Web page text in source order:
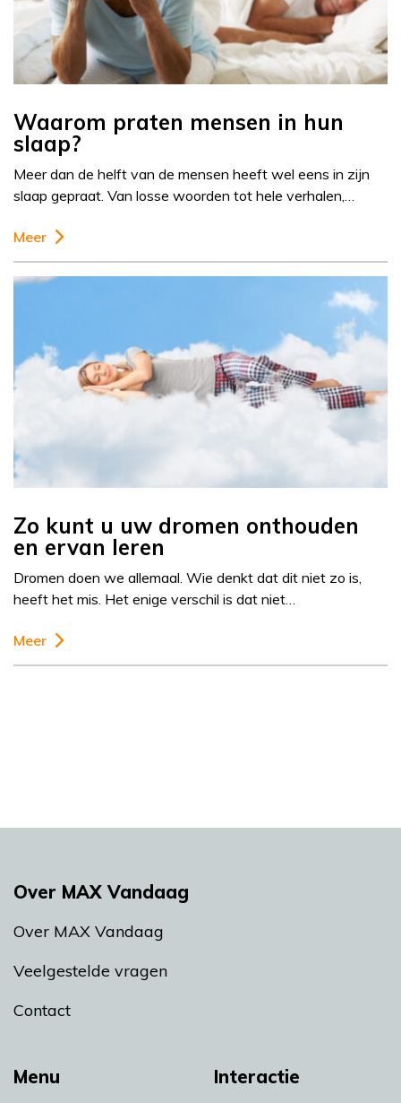
Waarom praten mensen in hun
slaap?
Meer dan de helft van de mensen heeft wel eens in zijn
slaap gepraat. Van losse woorden tot hele verhalen,…
Meer
Zo kunt u uw dromen onthouden
en ervan leren
Dromen doen we allemaal. Wie denkt dat dit niet zo is,
heeft het mis. Het enige verschil is dat niet…
Meer
Menu Interactie
Over MAX Vandaag
Over MAX Vandaag
Veelgestelde vragen
Contact